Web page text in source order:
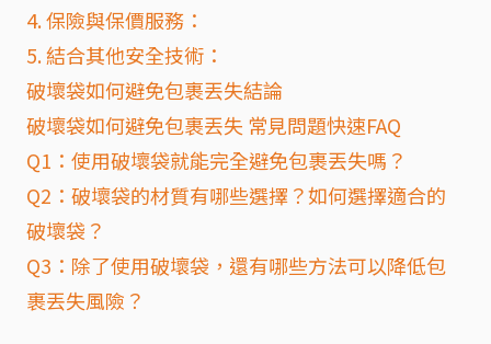
4. 保險與保價服務：
5. 結合其他安全技術：
破壞袋如何避免包裹丟失結論
破壞袋如何避免包裹丟失 常見問題快速FAQ
Q1：使用破壞袋就能完全避免包裹丟失嗎？
Q2：破壞袋的材質有哪些選擇？如何選擇適合的
破壞袋？
Q3：除了使用破壞袋，還有哪些方法可以降低包
裹丟失風險？